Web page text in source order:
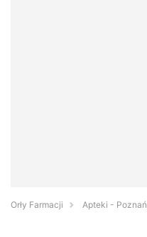
Orły Farmacji Apteki - Poznań